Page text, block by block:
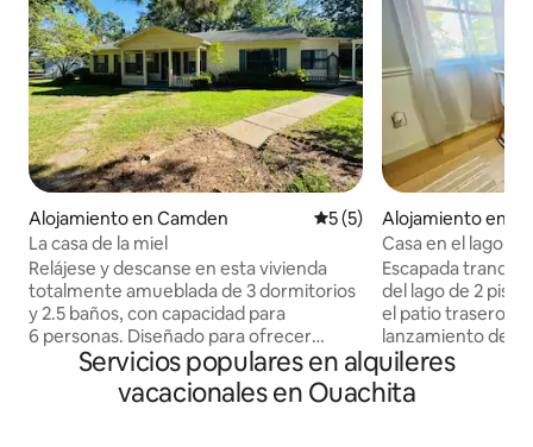
Alojamiento en Camden Calificación promedio: 5
5 (5)
La casa de la miel
Relájese y descanse en esta vivienda
totalmente amueblada de 3 dormitorios
y 2.5 baños, con capacidad para
6 personas. Diseñado para ofrecer
comodidad y practicidad, este espacio
es perfecto para familias, viajeros de
negocios o estancias prolongadas.
Alojamiento en
Casa en el lago
privado
Escapada
del lago de 2
el patio trasero
lanzamiento de
acceder a una
caza. Parques
cerca para
Servicios populares en alquileres
vacacionales en Ouachita